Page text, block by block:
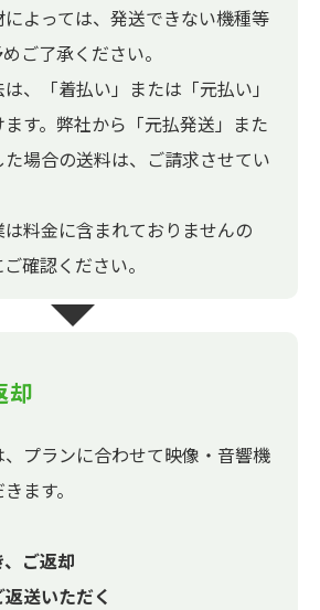
よっては、発送できない機種等
ご了承ください。
、「着払い」または「元払い」
す。弊社から「元払発送」また
場合の送料は、ご請求させてい
料金に含まれておりませんの
確認ください。
却
プランに合わせて映像・音響機
ます。
ご返却
送いただく